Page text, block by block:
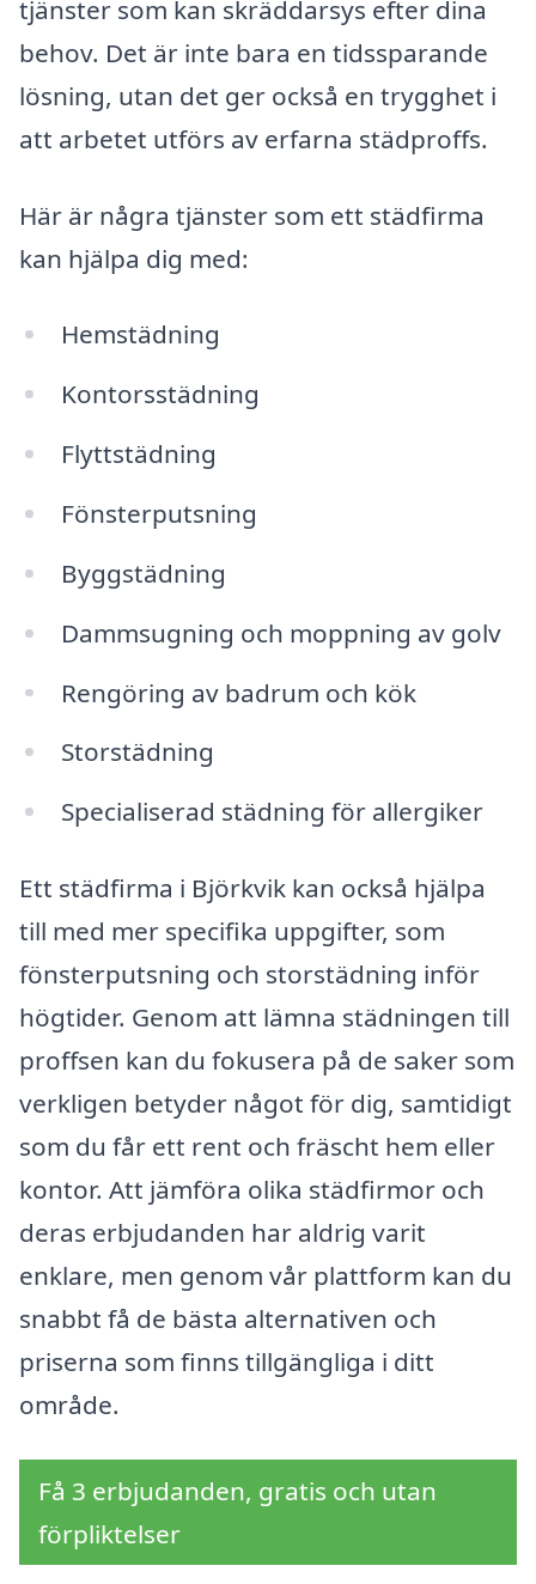
tjänster som kan skräddarsys efter dina
behov. Det är inte bara en tidssparande
lösning, utan det ger också en trygghet i
att arbetet utförs av erfarna städproffs.
Här är några tjänster som ett städfirma
kan hjälpa dig med:
Hemstädning
Kontorsstädning
Flyttstädning
Fönsterputsning
Byggstädning
Dammsugning och moppning av golv
Rengöring av badrum och kök
Storstädning
Specialiserad städning för allergiker
Ett städfirma i Björkvik kan också hjälpa
till med mer specifika uppgifter, som
fönsterputsning och storstädning inför
högtider. Genom att lämna städningen till
proffsen kan du fokusera på de saker som
verkligen betyder något för dig, samtidigt
som du får ett rent och fräscht hem eller
kontor. Att jämföra olika städfirmor och
deras erbjudanden har aldrig varit
enklare, men genom vår plattform kan du
snabbt få de bästa alternativen och
priserna som finns tillgängliga i ditt
område.
Få 3 erbjudanden, gratis och utan
förpliktelser